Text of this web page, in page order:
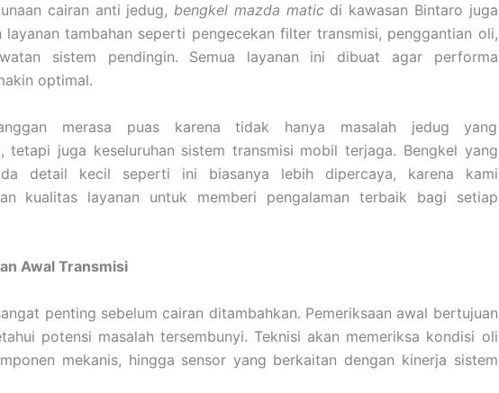
cairan anti jedug,bengkel mazda maticdi kawasan Bintaro juga
layanan tambahan seperti pengecekan filter transmisi, penggantian oli,
sistem pendingin. Semua layanan ini dibuat agar performa
optimal.
merasa puas karena tidak hanya masalah jedug yang
tetapi juga keseluruhan sistem transmisi mobil terjaga. Bengkel yang
detail kecil seperti ini biasanya lebih dipercaya, karena kami
kualitas layanan untuk memberi pengalaman terbaik bagi setiap
Awal Transmisi
penting sebelum cairan ditambahkan. Pemeriksaan awal bertujuan
potensi masalah tersembunyi. Teknisi akan memeriksa kondisi oli
mekanis, hingga sensor yang berkaitan dengan kinerja sistem